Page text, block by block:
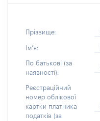
Прізвище:
Імʼя:
По батькові (за
наявності):
Реєстраційний
номер облікової
картки платника
податків (за